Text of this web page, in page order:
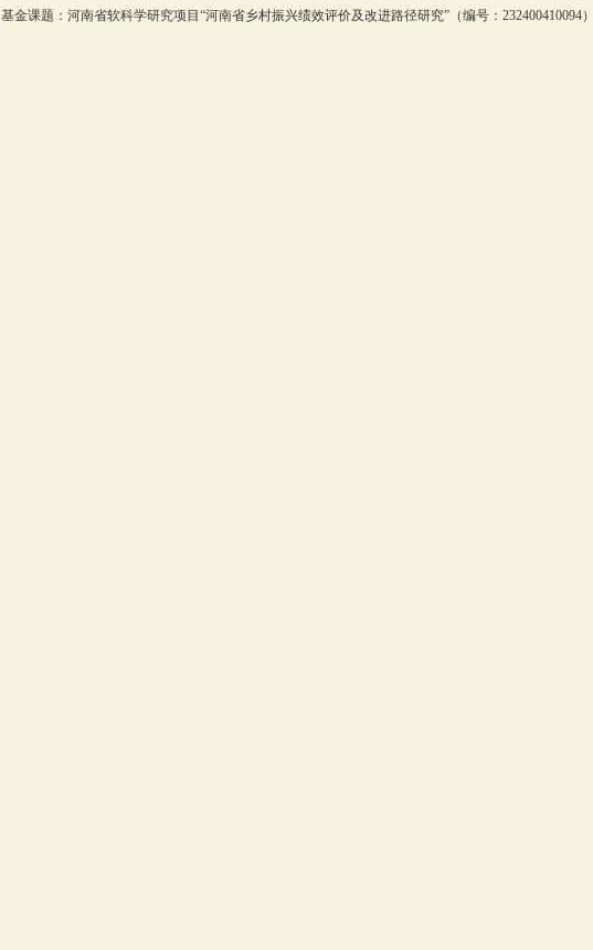
基金课题：河南省软科学研究项目“河南省乡村振兴绩效评价及改进路径研究”（编号：232400410094）